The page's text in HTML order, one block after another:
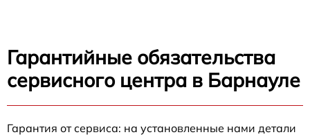
Гарантийные обязательства
сервисного центра в Барнауле
Гарантия от сервиса: на установленные нами детали